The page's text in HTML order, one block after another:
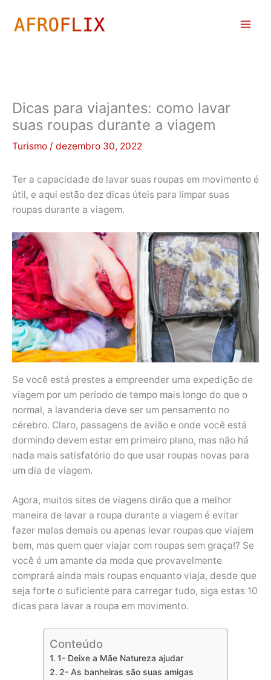
para
Dicas para viajantes: como lavar
suas roupas durante a viagem
Turismo / dezembro 30, 2022
Ter a capacidade de lavar suas roupas em movimento é
útil, e aqui estão dez dicas úteis para limpar suas
roupas durante a viagem.
Se você está prestes a empreender uma expedição de
viagem por um período de tempo mais longo do que o
normal, a lavanderia deve ser um pensamento no
cérebro. Claro, passagens de avião e onde você está
dormindo devem estar em primeiro plano, mas não há
nada mais satisfatório do que usar roupas novas para
um dia de viagem.
Agora, muitos sites de viagens dirão que a melhor
maneira de lavar a roupa durante a viagem é evitar
fazer malas demais ou apenas levar roupas que viajem
bem, mas quem quer viajar com roupas sem graça!? Se
você é um amante da moda que provavelmente
comprará ainda mais roupas enquanto viaja, desde que
seja forte o suficiente para carregar tudo, siga estas 10
dicas para lavar a roupa em movimento.
Conteúdo
1- Deixe a Mãe Natureza ajudar
2- As banheiras são suas amigas